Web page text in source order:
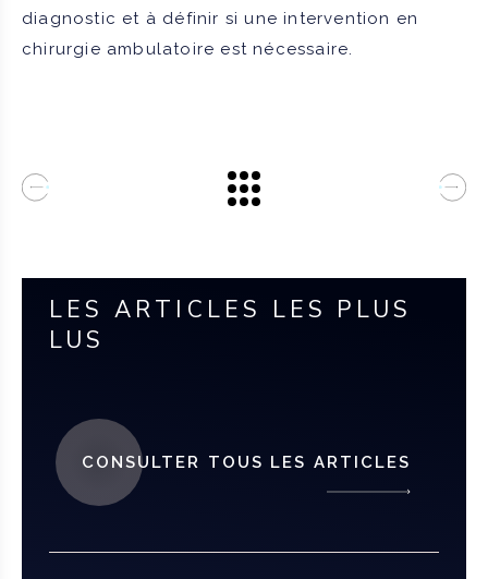
LES ARTICLES LES PLUS
LUS
CONSULTER TOUS LES ARTICLES
diagnostic et à définir si une intervention en
chirurgie ambulatoire est nécessaire.